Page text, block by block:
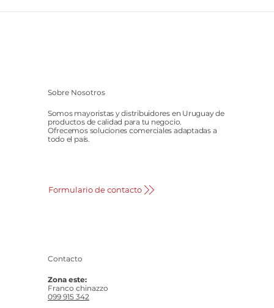
Sobre Nosotros
Somos mayoristas y distribuidores en Uruguay de
productos de calidad para tu negocio.
Ofrecemos soluciones comerciales adaptadas a
todo el país.
Formulario de contacto
Contacto
Zona este:
Franco chinazzo
099 915 342